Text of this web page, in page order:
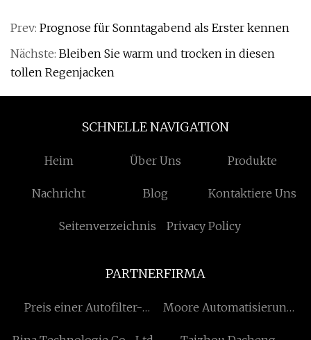
Prev: Prognose für Sonntagabend als Erster kennen
Nächste: Bleiben Sie warm und trocken in diesen
tollen Regenjacken
SCHNELLE NAVIGATION
Heim Über Uns Produkte
Nachricht Blog Kontaktiere Uns
Seitenverzeichnis Privacy Policy
PARTNERFIRMA
Preis einer Autofilter-
Moore Automatisierung